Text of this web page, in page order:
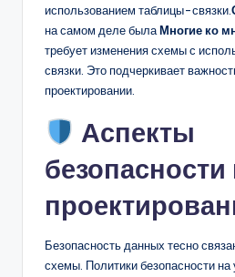
использованием таблицы-связки.
на самом деле былаМногие ко
требует изменения схемы с
связки. Это подчеркивает
проектировании.
Аспекты
безопасности
Безопасность данных тесно
схемы. Политики безопасности на